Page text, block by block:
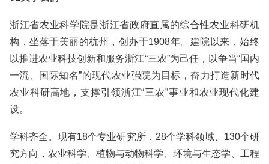
浙江省农业科学院是浙江省政府直属的综合性农业科研机
构，坐落于美丽的杭州，创办于1908年。建院以来，始终
以推进农业科技创新和服务浙江“三农”为己任，以争当“国内
一流、国际知名”的现代农业强院为目标，奋力打造新时代
农业科研高地，支撑引领浙江“三农”事业和农业现代化建
设。
学科齐全。现有18个专业研究所，28个学科领域、130个研
究方向，农业科学、植物与动物科学、环境与生态学、工程